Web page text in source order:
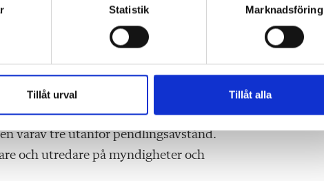
Statistik Marknadsföring
Tillåt urval Tillåt alla
Jag hade varit den
annonsen har inte återkommit. Den
behörig i ämnena de efterfrågade.
varav tre utanför pendlingsavstånd.
och utredare på myndigheter och